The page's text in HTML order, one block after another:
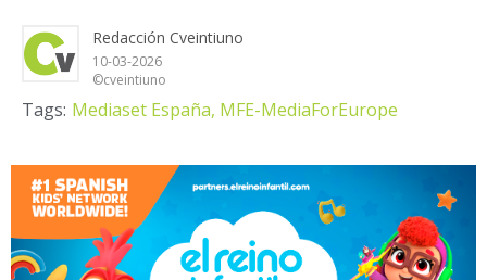
Redacción Cveintiuno
10-03-2026
©cveintiuno
Tags: Mediaset España, MFE-MediaForEurope